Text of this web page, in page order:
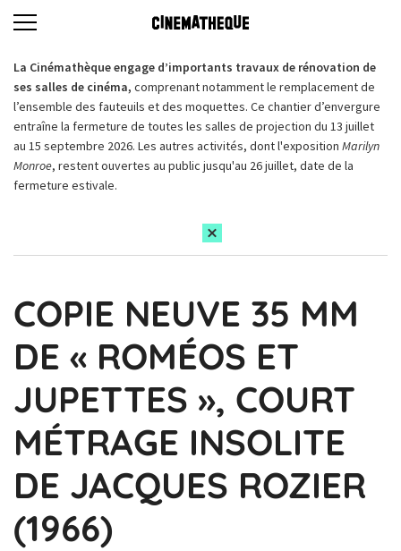
La Cinémathèque engage d’importants travaux de rénovation de
ses salles de cinéma, comprenant notamment le remplacement de
l’ensemble des fauteuils et des moquettes. Ce chantier d’envergure
entraîne la fermeture de toutes les salles de projection du 13 juillet
au 15 septembre 2026. Les autres activités, dont l'exposition Marilyn
Monroe, restent ouvertes au public jusqu'au 26 juillet, date de la
fermeture estivale.
COPIE NEUVE 35 MM
DE « ROMÉOS ET
JUPETTES », COURT
MÉTRAGE INSOLITE
DE JACQUES ROZIER
(1966)